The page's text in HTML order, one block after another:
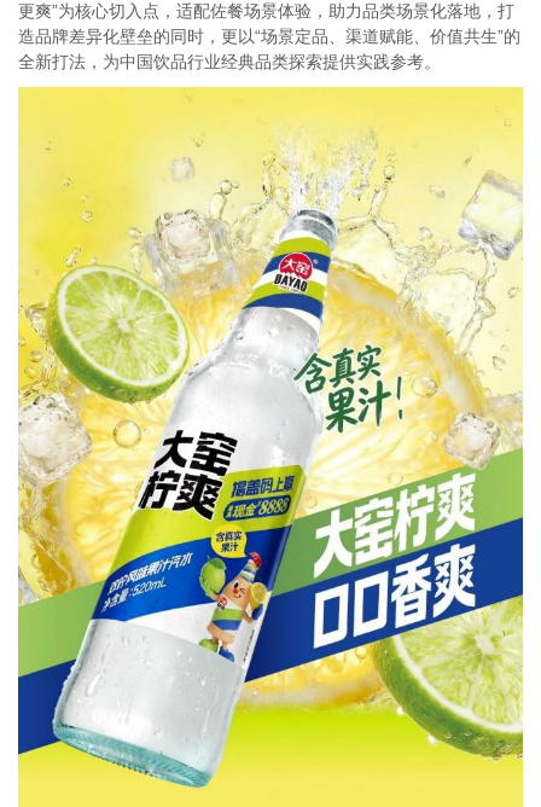
更爽”为核心切入点，适配佐餐场景体验，助力品类场景化落地，打
造品牌差异化壁垒的同时，更以“场景定品、渠道赋能、价值共生”的
全新打法，为中国饮品行业经典品类探索提供实践参考。